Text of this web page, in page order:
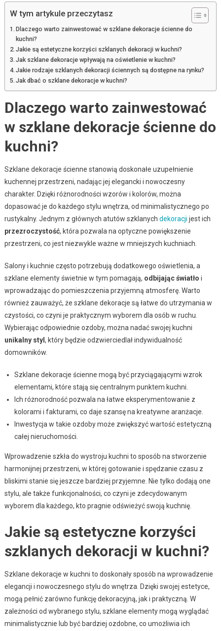
W tym artykule przeczytasz
Dlaczego warto zainwestować w szklane dekoracje ścienne do
kuchni?
Jakie są estetyczne korzyści szklanych dekoracji w kuchni?
Jak szklane dekoracje wpływają na oświetlenie w kuchni?
Jakie rodzaje szklanych dekoracji ściennych są dostępne na rynku?
Jak dbać o szklane dekoracje w kuchni?
Dlaczego warto zainwestować
w szklane dekoracje ścienne do
kuchni?
Szklane dekoracje ścienne stanowią doskonałe uzupełnienie
kuchennej przestrzeni, nadając jej elegancki i nowoczesny
charakter. Dzięki różnorodności wzorów i kolorów, można
dopasować je do każdego stylu wnętrza, od minimalistycznego po
rustykalny. Jednym z głównych atutów szklanych dekoracji jest ich
przezroczystość, która pozwala na optyczne powiększenie
przestrzeni, co jest niezwykle ważne w mniejszych kuchniach.
Salony i kuchnie często potrzebują dodatkowego oświetlenia, a
szklane elementy świetnie w tym pomagają, odbijając światło i
wprowadzając do pomieszczenia przyjemną atmosferę. Warto
również zauważyć, że szklane dekoracje są łatwe do utrzymania w
czystości, co czyni je praktycznym wyborem dla osób w ruchu.
Wybierając odpowiednie ozdoby, można nadać swojej kuchni
unikalny styl , który będzie odzwierciedlał indywidualność
domowników.
Szklane dekoracje ścienne mogą być przyciągającymi wzrok
elementami, które stają się centralnym punktem kuchni.
Ich różnorodność pozwala na łatwe eksperymentowanie z
kolorami i fakturami, co daje szansę na kreatywne aranżacje.
Inwestycja w takie ozdoby może zwiększyć wartość estetyczną
całej nieruchomości.
Wprowadzenie szkła do wystroju kuchni to sposób na stworzenie
harmonijnej przestrzeni, w której gotowanie i spędzanie czasu z
bliskimi stanie się jeszcze bardziej przyjemne. Nie tylko dodają one
stylu, ale także funkcjonalności, co czyni je zdecydowanym
wyborem dla każdego, kto pragnie odświeżyć swoją kuchnię.
Jakie są estetyczne korzyści
szklanych dekoracji w kuchni?
Szklane dekoracje w kuchni to doskonały sposób na wprowadzenie
elegancji i nowoczesnego stylu do wnętrza. Dzięki swojej estetyce,
mogą pełnić zarówno funkcję dekoracyjną, jak i praktyczną. W
zależności od wybranego stylu, szklane elementy mogą wyglądać
minimalistycznie lub być bardziej ozdobne, co umożliwia ich